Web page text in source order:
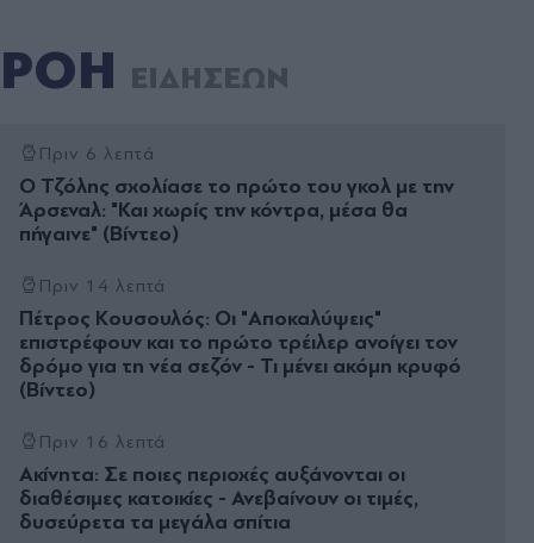
ΡΟΗ ΕΙΔΗΣΕΩΝ
Πριν 6 λεπτά
Ο Τζόλης σχολίασε το πρώτο του γκολ με την
Άρσεναλ: "Και χωρίς την κόντρα, μέσα θα
πήγαινε" (Βίντεο)
Πριν 14 λεπτά
Πέτρος Κουσουλός: Οι "Αποκαλύψεις"
επιστρέφουν και το πρώτο τρέιλερ ανοίγει τον
δρόμο για τη νέα σεζόν - Τι μένει ακόμη κρυφό
(Βίντεο)
Πριν 16 λεπτά
Ακίνητα: Σε ποιες περιοχές αυξάνονται οι
διαθέσιμες κατοικίες - Ανεβαίνουν οι τιμές,
δυσεύρετα τα μεγάλα σπίτια